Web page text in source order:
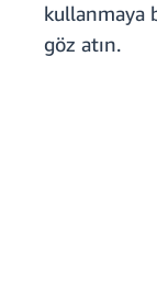
kullanmaya
göz atın.